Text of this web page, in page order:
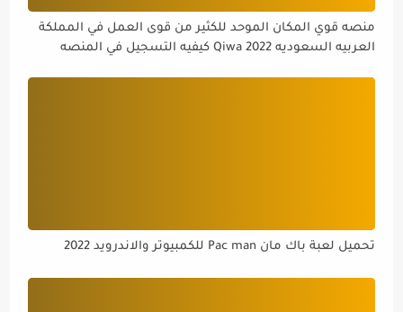
منصه قوي المكان الموحد للكثير من قوى العمل في المملكة
العربيه السعوديه Qiwa 2022 كيفيه التسجيل في المنصه
تحميل لعبة باك مان Pac man للكمبيوتر والاندرويد 2022